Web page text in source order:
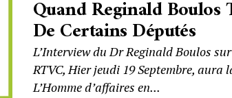
Quand Reginald Boulos
De Certains Députés
L’Interview du Dr Reginald Boulos sur
RTVC, Hier jeudi 19 Septembre, aura
L’Homme d’affaires en...